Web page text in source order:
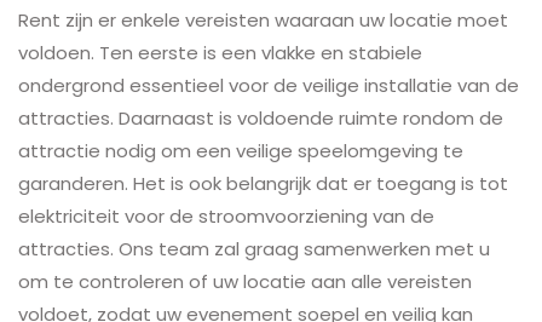
Rent zijn er enkele vereisten waaraan uw locatie moet
voldoen. Ten eerste is een vlakke en stabiele
ondergrond essentieel voor de veilige installatie van de
attracties. Daarnaast is voldoende ruimte rondom de
attractie nodig om een veilige speelomgeving te
garanderen. Het is ook belangrijk dat er toegang is tot
elektriciteit voor de stroomvoorziening van de
attracties. Ons team zal graag samenwerken met u
om te controleren of uw locatie aan alle vereisten
voldoet, zodat uw evenement soepel en veilig kan